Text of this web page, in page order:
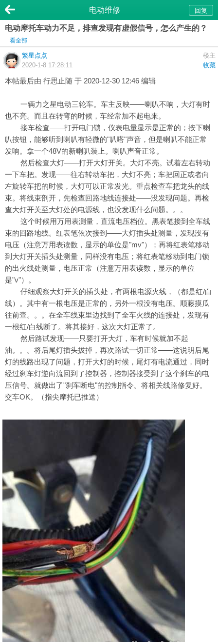
回复
电动维修
电动摩托车动力不足，排查发现有虚假信号，怎么产生的？
看全部
楼主
繁星点点
收藏
2020-1-8 17:28:11
本帖最后由 行思止随 于 2020-12-30 12:46 编辑
一辆力之星电动三轮车。车主反映——喇叭不响，大灯有时
也不亮。而且在转弯的时候，车经常加不起电来。
接车检查——打开电门锁，仪表电量显示是正常的；按下喇
叭按钮，能够听到喇叭有轻微的"叭嗒"声音，但是喇叭不能正常
发响。拿一个48V的新喇叭装上。喇叭声音正常。
然后检查大灯——打开大灯开关。大灯不亮。试着左右转动
一下车把。发现——往右转动车把，大灯不亮；车把回正或者向
左旋转车把的时候，大灯可以正常发光。重点检查车把龙头的线
束。将线束剖开，先检查回路地线连接处——没发现问题。再检
查大灯开关至大灯处的电源线，也没发现什么问题。。。
这个时候用万用表测量，直流电压档位。黑表笔接到全车线
束的回路地线。红表笔依次接到——大灯插头处测量，发现没有
电压（注意万用表读数，显示的单位是"mv"）；再将红表笔移动
到大灯开关插头处测量，同样没有电压；将红表笔移动到电门锁
的出火线处测量，电压正常（注意万用表读数，显示的单位
是"v"）。
仔细观察大灯开关的插头处，有两根电源火线，（都是红/白
线）。其中有一根电压是正常的，另外一根没有电压。顺藤摸瓜
往前查。。。在全车线束里边找到了全车火线的连接处，发现有
一根红/白线断了。将其接好，这次大灯正常了。
然后路试发现——只要打开大灯，车有时候就加不起
油。。。将后尾灯插头拔掉，再次路试一切正常——这说明后尾
灯的线路出现了问题，打开大灯的时候，尾灯有电流通过，同时
经过刹车灯逆向流回到了控制器，控制器接受到了这个刹车的电
压信号。就做出了"刹车断电"的控制指令。将相关线路修复好。
交车OK。（指尖摩托已推送）